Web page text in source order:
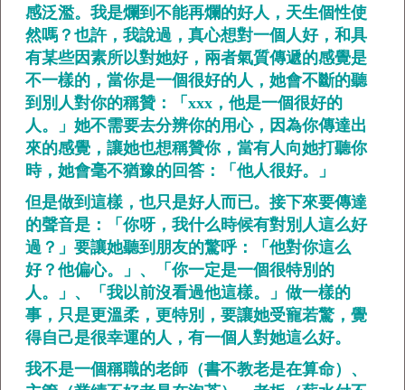
感泛濫。我是爛到不能再爛的好人，天生個性使
然嗎？也許，我說過，真心想對一個人好，和具
有某些因素所以對她好，兩者氣質傳遞的感覺是
不一樣的，當你是一個很好的人，她會不斷的聽
到別人對你的稱贊：「xxx，他是一個很好的
人。」她不需要去分辨你的用心，因為你傳達出
來的感覺，讓她也想稱贊你，當有人向她打聽你
時，她會毫不猶豫的回答：「他人很好。」
但是做到這樣，也只是好人而已。接下來要傳達
的聲音是：「你呀，我什么時候有對別人這么好
過？」要讓她聽到朋友的驚呼：「他對你這么
好？他偏心。」、「你一定是一個很特別的
人。」、「我以前沒看過他這樣。」做一樣的
事，只是更溫柔，更特別，要讓她受寵若驚，覺
得自己是很幸運的人，有一個人對她這么好。
我不是一個稱職的老師（書不教老是在算命）、